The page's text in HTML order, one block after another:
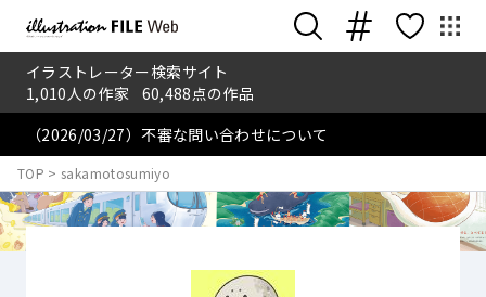
イラストレーター検索サイト
1,010人の作家 60,488点の作品
（2026/03/27）不審な問い合わせについて
TOP > sakamotosumiyo